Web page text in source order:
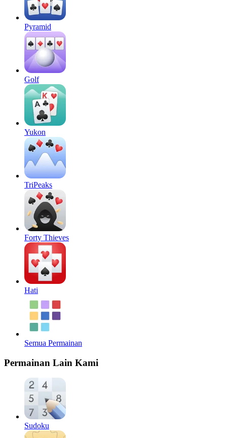
Pyramid
Golf
Yukon
TriPeaks
Forty Thieves
Hati
Semua Permainan
Permainan Lain Kami
Sudoku